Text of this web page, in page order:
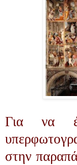
Για να
στην